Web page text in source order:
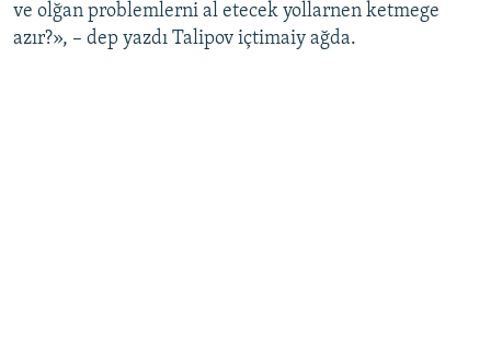
ve olğan problemlerni al etecek yollarnen ketmege
azır?», – dep yazdı Talipov içtimaiy ağda.